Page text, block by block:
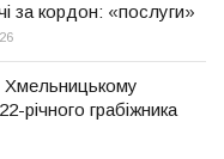
за кордон: «послуги»
Хмельницькому
річного грабіжника